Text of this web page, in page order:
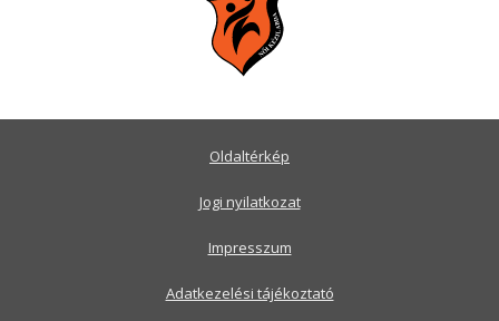
Oldaltérkép
Jogi nyilatkozat
Impresszum
Adatkezelési tájékoztató